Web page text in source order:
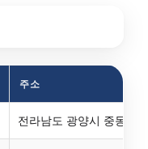
주소
전라남도 광양시 중동